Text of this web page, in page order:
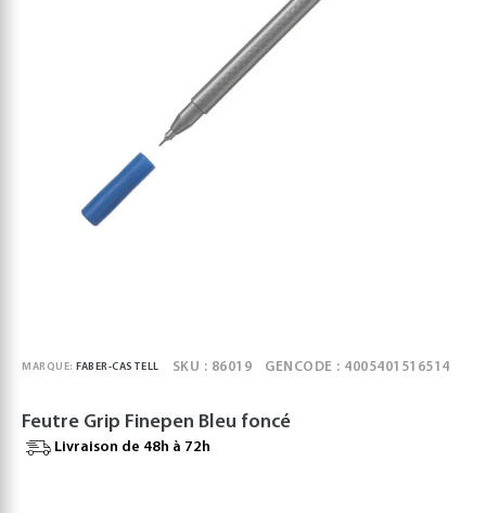
MARQUE: FABER-CASTELL SKU : 86019 GENCODE : 4005401516514
Feutre Grip Finepen Bleu foncé
Livraison de 48h à 72h